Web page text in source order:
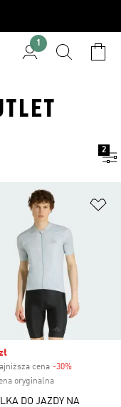
1
2
życzeń
cena -30%
oryginalna
DO JAZDY NA